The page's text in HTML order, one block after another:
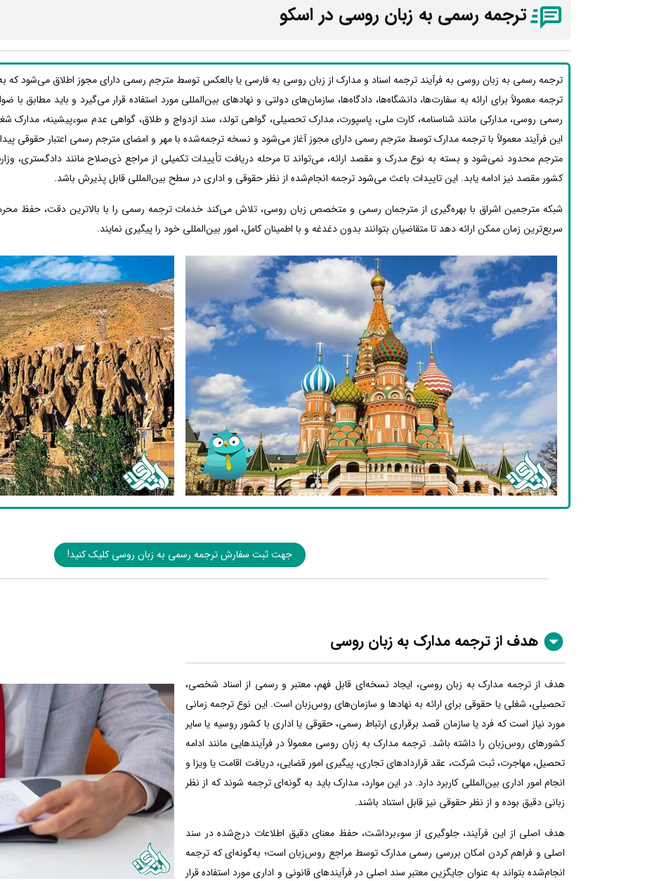
ترجمه رسمی به زبان روسی در اسکو
ترجمه رسمی به زبان روسی به فرآیند ترجمه اسناد و مدارک از زبان روسی به فارسی یا بالعکس توسط مترجم رسمی دارای مجوز اطلاق می‌شود که
ترجمه معمولاً برای ارائه به سفارت‌ها، دانشگاه‌ها، دادگاه‌ها، سازمان‌های دولتی و نهادهای بین‌المللی مورد استفاده قرار می‌گیرد و باید مطابق
رسمی روسی، مدارکی مانند شناسنامه، کارت ملی، پاسپورت، مدارک تحصیلی، گواهی تولد، سند ازدواج و طلاق، گواهی عدم سوءپیشینه، مدارک
این فرآیند معمولاً با ترجمه مدارک توسط مترجم رسمی دارای مجوز آغاز می‌شود و نسخه ترجمه‌شده با مهر و امضای مترجم رسمی اعتبار حقوقی
مترجم محدود نمی‌شود و بسته به نوع مدرک و مقصد ارائه، می‌تواند تا مرحله دریافت تأییدات تکمیلی از مراجع ذی‌صلاح مانند دادگستری،
کشور مقصد نیز ادامه یابد. این تاییدات باعث می‌شود ترجمه انجام‌شده از نظر حقوقی و اداری در سطح بین‌المللی قابل پذیرش باشد.
شبکه مترجمین اشراق با بهره‌گیری از مترجمان رسمی و متخصص زبان روسی، تلاش می‌کند خدمات ترجمه رسمی را با بالاترین دقت، حفظ
سریع‌ترین زمان ممکن ارائه دهد تا متقاضیان بتوانند بدون دغدغه و با اطمینان کامل، امور بین‌المللی خود را پیگیری نمایند.
جهت ثبت سفارش ترجمه رسمی به زبان روسی کلیک کنید!
هدف از ترجمه مدارک به زبان روسی
هدف از ترجمه مدارک به زبان روسی، ایجاد نسخه‌ای قابل فهم، معتبر و رسمی از اسناد شخصی،
تحصیلی، شغلی یا حقوقی برای ارائه به نهادها و سازمان‌های روس‌زبان است. این نوع ترجمه زمانی
مورد نیاز است که فرد یا سازمان قصد برقراری ارتباط رسمی، حقوقی یا اداری با کشور روسیه یا سایر
کشورهای روس‌زبان را داشته باشد. ترجمه مدارک به زبان روسی معمولاً در فرآیندهایی مانند ادامه
تحصیل، مهاجرت، ثبت شرکت، عقد قراردادهای تجاری، پیگیری امور قضایی، دریافت اقامت یا ویزا و
انجام امور اداری بین‌المللی کاربرد دارد. در این موارد، مدارک باید به گونه‌ای ترجمه شوند که از نظر
زبانی دقیق بوده و از نظر حقوقی نیز قابل استناد باشند.
هدف اصلی از این فرآیند، جلوگیری از سوءبرداشت، حفظ معنای دقیق اطلاعات درج‌شده در سند
اصلی و فراهم کردن امکان بررسی رسمی مدارک توسط مراجع روس‌زبان است؛ به‌گونه‌ای که ترجمه
انجام‌شده بتواند به عنوان جایگزین معتبر سند اصلی در فرآیندهای قانونی و اداری مورد استفاده قرار